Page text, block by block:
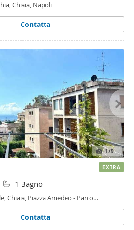
Chiaia, Napoli
Contatta
1/9
1 Bagno
Chiaia, Piazza Amedeo - Parco
Contatta
EXTRA